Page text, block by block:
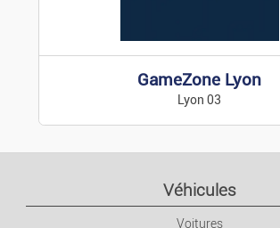
GameZone Lyon
Lyon 03
Véhicules
Voitures